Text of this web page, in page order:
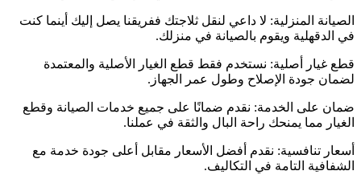
الصيانة المنزلية: لا داعي لنقل ثلاجتك ففريقنا يصل إليك أينما كنت
في الدقهلية ويقوم بالصيانة في منزلك.
قطع غيار أصلية: نستخدم فقط قطع الغيار الأصلية والمعتمدة
لضمان جودة الإصلاح وطول عمر الجهاز.
ضمان على الخدمة: نقدم ضمانًا على جميع خدمات الصيانة وقطع
الغيار مما يمنحك راحة البال والثقة في عملنا.
أسعار تنافسية: نقدم أفضل الأسعار مقابل أعلى جودة خدمة مع
الشفافية التامة في التكاليف.